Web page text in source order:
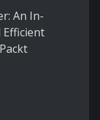
An In-
Efficient